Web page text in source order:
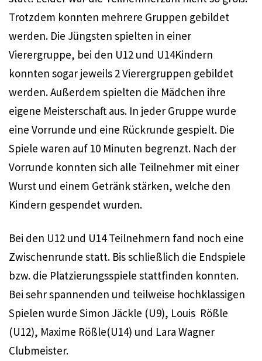
Trotzdem konnten mehrere Gruppen gebildet
werden. Die Jüngsten spielten in einer
Vierergruppe, bei den U12 und U14Kindern
konnten sogar jeweils 2 Vierergruppen gebildet
werden. Außerdem spielten die Mädchen ihre
eigene Meisterschaft aus. In jeder Gruppe wurde
eine Vorrunde und eine Rückrunde gespielt. Die
Spiele waren auf 10 Minuten begrenzt. Nach der
Vorrunde konnten sich alle Teilnehmer mit einer
Wurst und einem Getränk stärken, welche den
Kindern gespendet wurden.
Bei den U12 und U14 Teilnehmern fand noch eine
Zwischenrunde statt. Bis schließlich die Endspiele
bzw. die Platzierungsspiele stattfinden konnten.
Bei sehr spannenden und teilweise hochklassigen
Spielen wurde Simon Jäckle (U9), Louis Rößle
(U12), Maxime Rößle(U14) und Lara Wagner
Clubmeister.